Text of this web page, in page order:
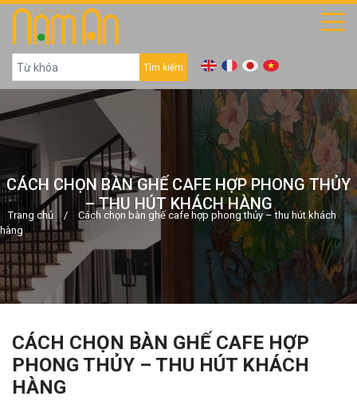
Tìm kiếm
CÁCH CHỌN BÀN GHẾ CAFE HỢP PHONG THỦY
– THU HÚT KHÁCH HÀNG
Trang chủ /
Cách chọn bàn ghế cafe hợp phong thủy – thu hút khách
hàng
CÁCH CHỌN BÀN GHẾ CAFE HỢP
PHONG THỦY – THU HÚT KHÁCH
HÀNG